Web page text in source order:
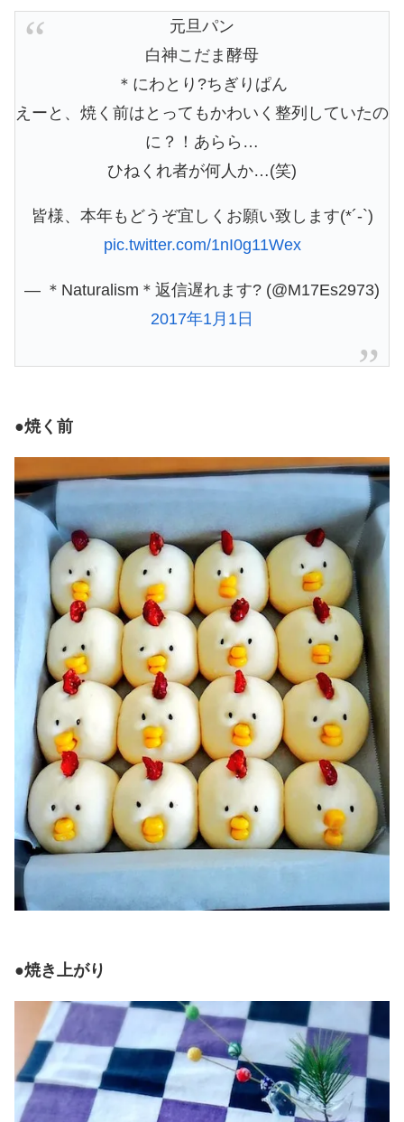
元旦パン
白神こだま酵母
＊にわとり?ちぎりぱん
えーと、焼く前はとってもかわいく整列していたの
に？！あらら…
ひねくれ者が何人か…(笑)
皆様、本年もどうぞ宜しくお願い致します(*´-`)
pic.twitter.com/1nI0g11Wex
— ＊Naturalism＊返信遅れます? (@M17Es2973)
2017年1月1日
●焼く前
●焼き上がり